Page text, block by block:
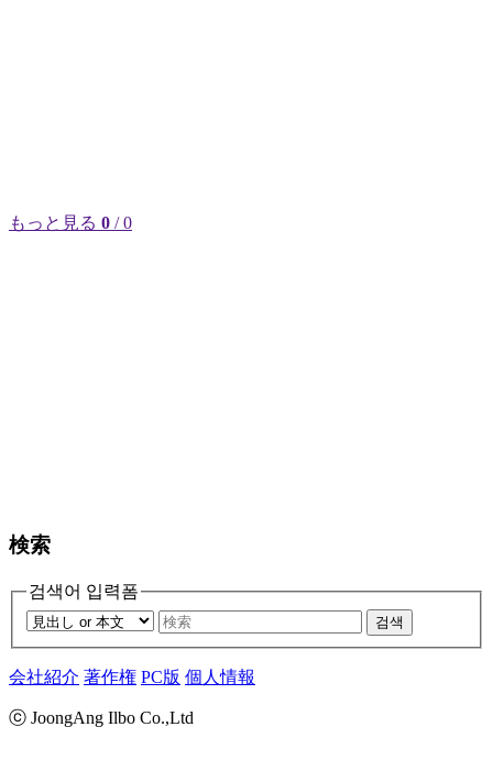
もっと見る 0 / 0
検索
검색어 입력폼
검색
会社紹介 著作権 PC版 個人情報
ⓒ JoongAng Ilbo Co.,Ltd